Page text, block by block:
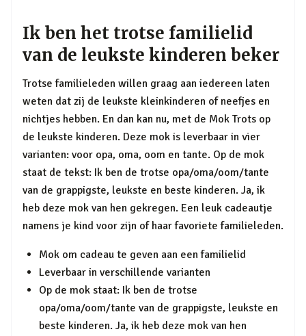
Ik ben het trotse familielid
van de leukste kinderen beker
Trotse familieleden willen graag aan iedereen laten
weten dat zij de leukste kleinkinderen of neefjes en
nichtjes hebben. En dan kan nu, met de Mok Trots op
de leukste kinderen. Deze mok is leverbaar in vier
varianten: voor opa, oma, oom en tante. Op de mok
staat de tekst: Ik ben de trotse opa/oma/oom/tante
van de grappigste, leukste en beste kinderen. Ja, ik
heb deze mok van hen gekregen. Een leuk cadeautje
namens je kind voor zijn of haar favoriete familieleden.
Mok om cadeau te geven aan een familielid
Leverbaar in verschillende varianten
Op de mok staat: Ik ben de trotse
opa/oma/oom/tante van de grappigste, leukste en
beste kinderen. Ja, ik heb deze mok van hen